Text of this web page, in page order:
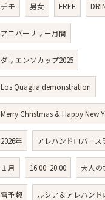
デモ 男女 FREE
アニバーサリー月間
ダリエンソカップ2025
Los Quaglia demonstration
Merry Christmas & Happy New
2026年 アレハンドロバース
１月 16:00−20:00 大人の
雪予報 ルシア＆アレハンド